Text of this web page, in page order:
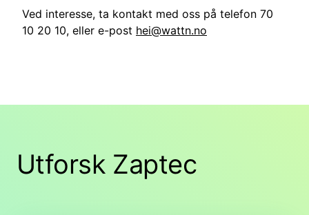
Ved interesse, ta kontakt med oss på telefon 70
10 20 10, eller e-post hei@wattn.no
Utforsk Zaptec